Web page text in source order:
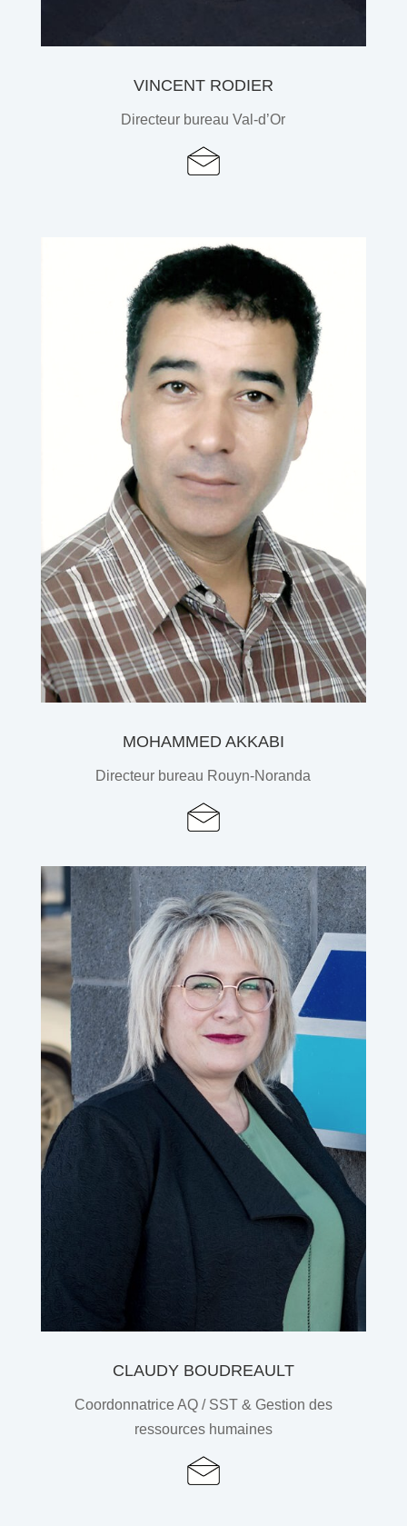
VINCENT RODIER
Directeur bureau Val-d’Or
MOHAMMED AKKABI
Directeur bureau Rouyn-Noranda
CLAUDY BOUDREAULT
Coordonnatrice AQ / SST & Gestion des
ressources humaines